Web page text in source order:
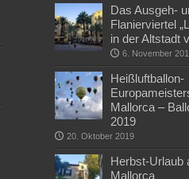
Das Ausgeh-
Flanierviertel
in der Altstadt
6. November
Heißluftballon-
Mallorca –
2019
20. Oktober 2019
Herbst-Urlaub
Mallorca